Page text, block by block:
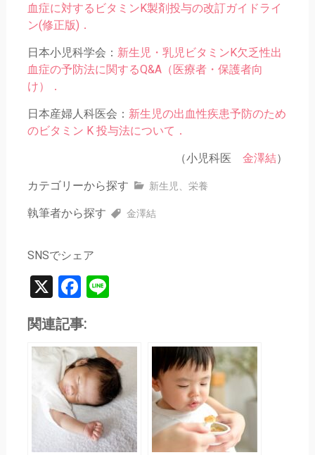
血症に対するビタミンK製剤投与の改訂ガイドライ
ン(修正版)．
日本小児科学会： 新生児・乳児ビタミンK欠乏性出
血症の予防法に関するQ&A（医療者・保護者向
け）．
日本産婦人科医会： 新生児の出血性疾患予防のため
のビタミン K 投与法について．
（小児科医金澤結）
カテゴリーから探す 新生児 栄養
執筆者から探す 金澤結
SNSでシェア
X Facebook
Line
関連記事: